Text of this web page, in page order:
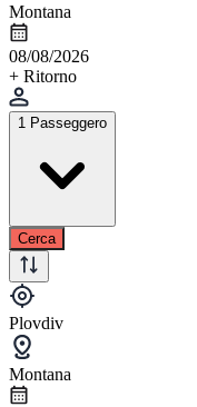
Montana
08/08/2026
+ Ritorno
1 Passeggero
Cerca
Plovdiv
Montana